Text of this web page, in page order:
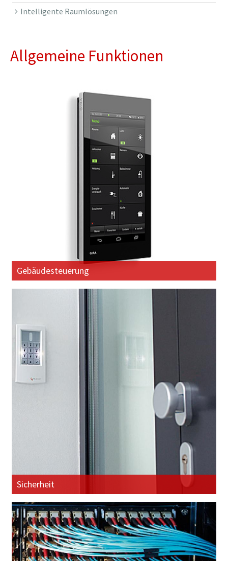
Intelligente Raumlösungen
Allgemeine Funktionen
Gebäudesteuerung
Sicherheit